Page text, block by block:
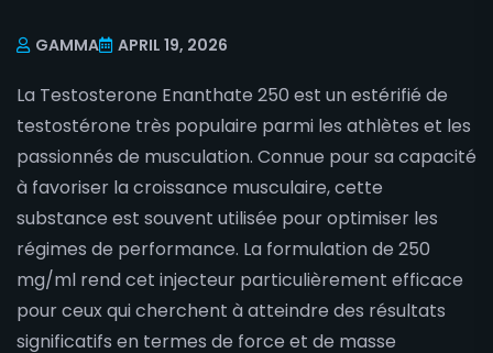
GAMMA APRIL 19, 2026
La Testosterone Enanthate 250 est un estérifié de
testostérone très populaire parmi les athlètes et les
passionnés de musculation. Connue pour sa capacité
à favoriser la croissance musculaire, cette
substance est souvent utilisée pour optimiser les
régimes de performance. La formulation de 250
mg/ml rend cet injecteur particulièrement efficace
pour ceux qui cherchent à atteindre des résultats
significatifs en termes de force et de masse